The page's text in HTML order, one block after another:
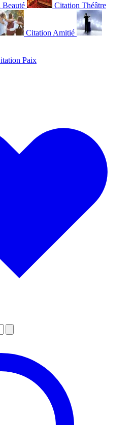
Beauté Citation Théâtre
Citation Amitié
Paix